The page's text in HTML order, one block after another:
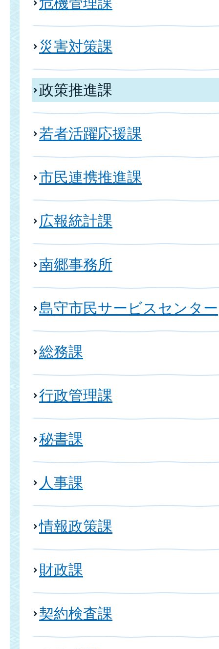
災害対策課
政策推進課
若者活躍応援課
市民連携推進課
広報統計課
南郷事務所
島守市民サービスセンター
総務課
行政管理課
秘書課
人事課
情報政策課
財政課
契約検査課